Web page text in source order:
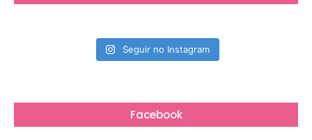
Seguir no Instagram
Facebook